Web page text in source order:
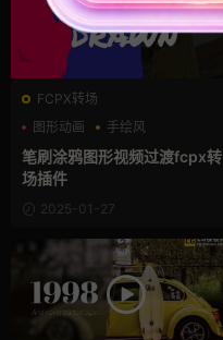
FCPX转场
图形动画
手绘风
支持Intel+M芯片
笔刷涂鸦图形视频过渡fcpx转
场插件
2025-01-27